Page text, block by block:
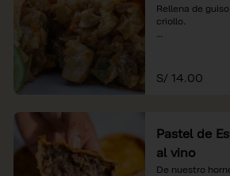
Rellena de
criollo.
S/ 14.00
Pastel de
al vino
De nuestro